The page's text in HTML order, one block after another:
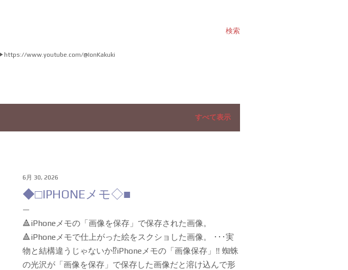
検索
www.youtube.com/@IonKakuki
すべて表示
6月 30, 2026
◆□IPHONEメモ◇■
🔺iPhoneメモの「画像を保存」で保存された画像。
🔺iPhoneメモで仕上がった絵をスクショした画像。 ･･･実
物と結構違うじゃないか⁉️iPhoneメモの「画像保存」‼️ 蜘蛛
の光沢が「画像を保存」で保存した画像だと溶け込んで形